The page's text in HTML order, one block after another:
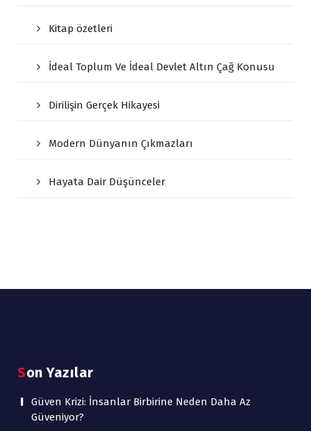
Kitap özetleri
İdeal Toplum Ve İdeal Devlet Altın Çağ Konusu
Dirilişin Gerçek Hikayesi
Modern Dünyanın Çıkmazları
Hayata Dair Düşünceler
Son Yazılar
Güven Krizi: İnsanlar Birbirine Neden Daha Az
Güveniyor?